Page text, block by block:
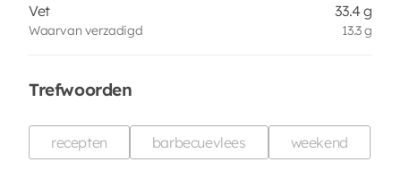
Vet 33.4 g
Waarvan verzadigd 13.3 g
Trefwoorden
recepten barbecuevlees weekend